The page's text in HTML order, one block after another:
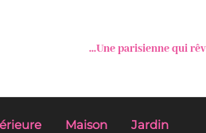
...Une parisienne qui
Maison Jardin